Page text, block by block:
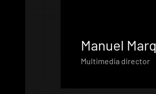
Manuel
Multimedia director